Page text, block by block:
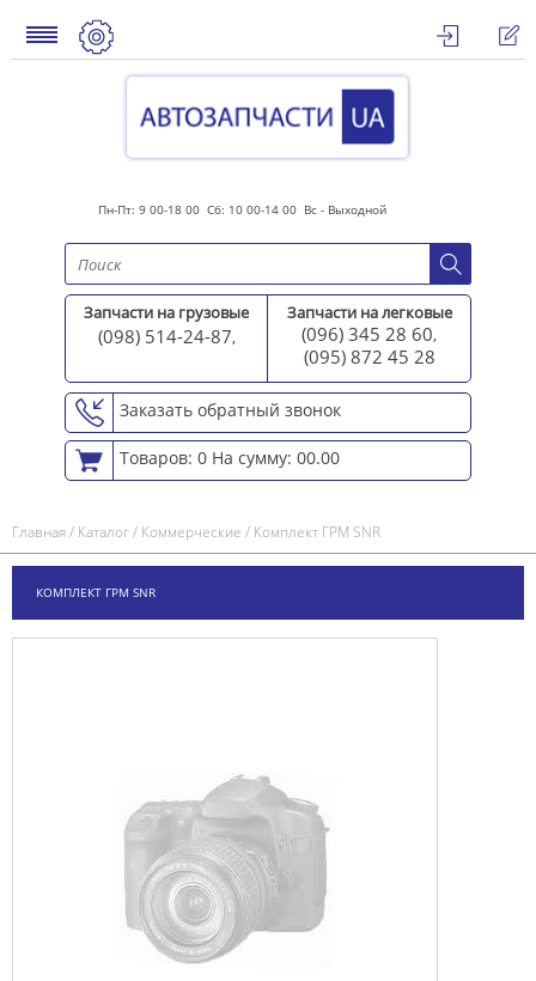
Пн-Пт: 9 00-18 00 Сб: 10 00-14 00 Вс - Выходной
Запчасти на грузовые
(098) 514-24-87,
Запчасти на легковые
(096) 345 28 60,
(095) 872 45 28
Заказать обратный звонок
Товаров: 0 На сумму: 00.00
Главная/ Каталог/ Коммерческие / Комплект ГРМ SNR
КОМПЛЕКТ ГРМ SNR